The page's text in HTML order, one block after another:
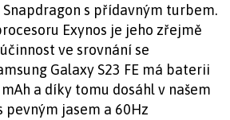
s přídavným turbem.
Exynos je jeho zřejmě
ve srovnání se
Galaxy S23 FE má baterii
a díky tomu dosáhl v našem
jasem a 60Hz